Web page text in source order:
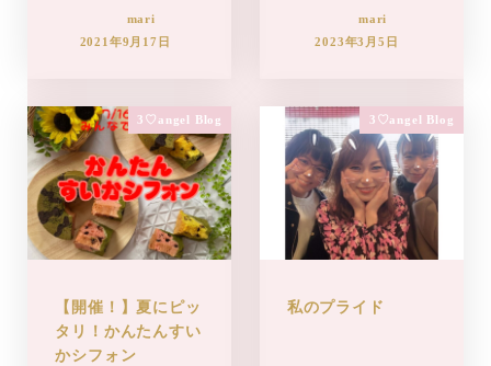
mari
2021年9月17日
mari
2023年3月5日
3♡angel Blog
【開催！】夏にピッ
タリ！かんたんすい
かシフォン
3♡angel Blog
私のプライド